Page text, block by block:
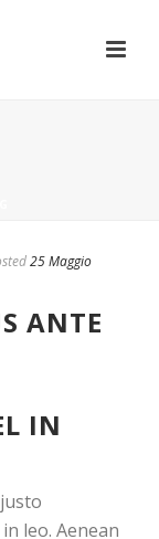
25 Maggio
ANTE
IN
leo. Aenean